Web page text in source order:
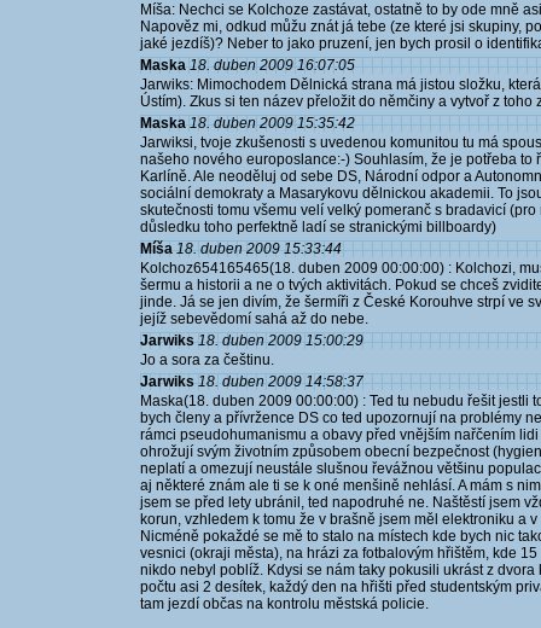
Míša: Nechci se Kolchoze zastávat, ostatně to by ode mně
Napověz mi, odkud můžu znát já tebe (ze které jsi skupiny,
jaké jezdíš)? Neber to jako pruzení, jen bych prosil o
Maska 18. duben 2009 16:07:05
Jarwiks: Mimochodem Dělnická strana má jistou složku,
Ústím). Zkus si ten název přeložit do němčiny a vytvoř z toho
Maska 18. duben 2009 15:35:42
Jarwiksi, tvoje zkušenosti s uvedenou komunitou tu má
našeho nového europoslance:-) Souhlasím, že je potřeba to
Karlíně. Ale neoděluj od sebe DS, Národní odpor a
sociální demokraty a Masarykovu dělnickou akademii. To
skutečnosti tomu všemu velí velký pomeranč s bradavicí
důsledku toho perfektně ladí se stranickými billboardy)
Míša 18. duben 2009 15:33:44
Kolchoz654165465(18. duben 2009 00:00:00) : Kolchozi,
šermu a historii a ne o tvých aktivitách. Pokud se chceš
jinde. Já se jen divím, že šermíři z České Korouhve strpí ve
jejíž sebevědomí sahá až do nebe.
Jarwiks 18. duben 2009 15:00:29
Jo a sora za češtinu.
Jarwiks 18. duben 2009 14:58:37
Maska(18. duben 2009 00:00:00) : Ted tu nebudu řešit
bych členy a přívržence DS co ted upozornují na problémy
rámci pseudohumanismu a obavy před vnějším nařčením
ohrožují svým životním způsobem obecní bezpečnost
neplatí a omezují neustále slušnou řevážnou většinu
aj některé znám ale ti se k oné menšině nehlásí. A mám s
jsem se před lety ubránil, ted napodruhé ne. Naštěstí jsem
korun, vzhledem k tomu že v brašně jsem měl elektroniku a
Nicméně pokaždé se mě to stalo na místech kde bych nic
vesnici (okraji města), na hrázi za fotbalovým hřištěm, kde
nikdo nebyl poblíž. Kdysi se nám taky pokusili ukrást z
počtu asi 2 desítek, každý den na hřišti před studentským
tam jezdí občas na kontrolu městská policie.